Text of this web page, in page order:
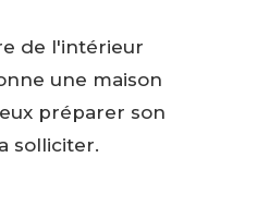
de l'intérieur
une maison
préparer son
solliciter.